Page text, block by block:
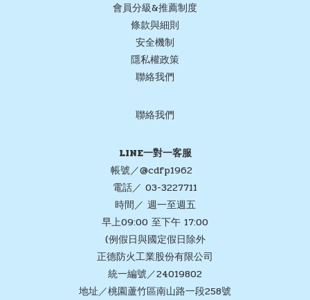
會員分級&推薦制度
條款與細則
安全機制
隱私權政策
聯絡我們
聯絡我們
LINE一對一客服
帳號／@cdfp1962
電話／ 03-3227711
時間／ 週一至週五
早上09:00 至下午 17:00
(例假日與國定假日除外
正德防火工業股份有限公司
統一編號／24019802
地址／桃園蘆竹區南山路一段258號